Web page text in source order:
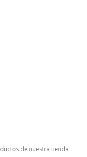
de nuestra tienda